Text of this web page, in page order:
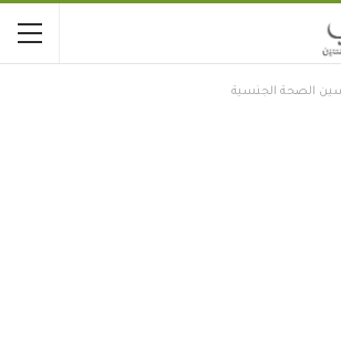
الصحة الجنسية